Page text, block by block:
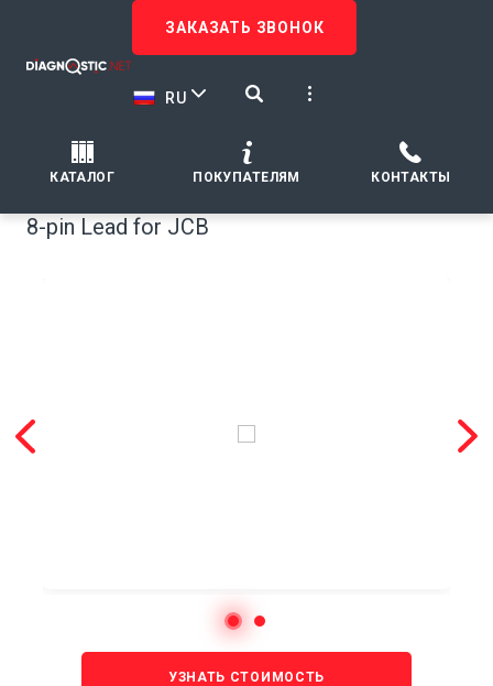
ЗАКАЗАТЬ ЗВОНОК
RU
КАТАЛОГ ПОКУПАТЕЛЯМ КОНТАКТЫ
УЗНАТЬ СТОИМОСТЬ
8-pin Lead for JCB